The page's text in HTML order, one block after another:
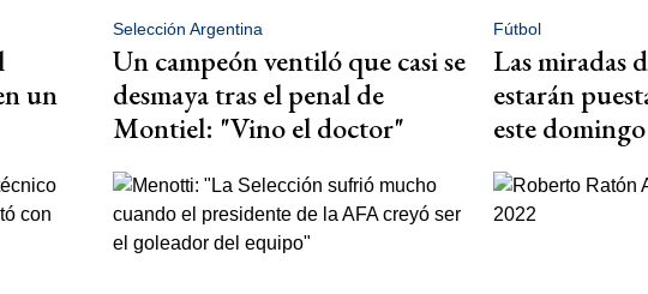
un
Selección Argentina
Un campeón ventiló que casi se
desmaya tras el penal de
Montiel: "Vino el doctor"
Fútbol
Las miradas
estarán
este domingo